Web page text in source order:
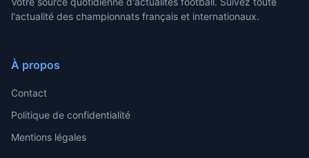
l'actualité des championnats français et internationaux.
À propos
Contact
Politique de confidentialité
Mentions légales